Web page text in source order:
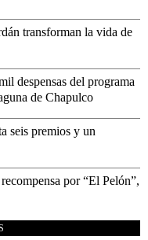
transforman la vida de
despensas del programa
de Chapulco
seis premios y un
por “El Pelón”,